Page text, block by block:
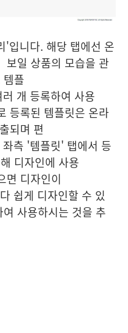
니다. 해당 탭에선 온
보일 상품의 모습을 관
플
개 등록하여 사용
등록된 템플릿은 온라
되며 편
측 '템플릿' 탭에서 등
디자인에 사용
면 디자인이
쉽게 디자인할 수 있
사용하시는 것을 추